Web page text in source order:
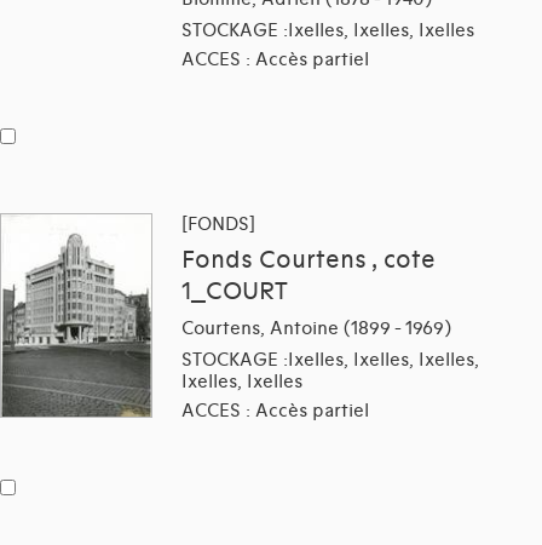
STOCKAGE :Ixelles, Ixelles, Ixelles
ACCES : Accès partiel
[FONDS]
Fonds Courtens , cote
1_COURT
Courtens, Antoine (1899 - 1969)
STOCKAGE :Ixelles, Ixelles, Ixelles,
Ixelles, Ixelles
ACCES : Accès partiel